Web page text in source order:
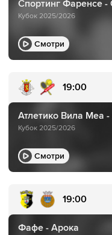
Спортинг Фаренсе
Кубок 2025/2026
Смотри
19:00
Атлетико Вила Меа
Кубок 2025/2026
Смотри
19:00
Фафе - Арока